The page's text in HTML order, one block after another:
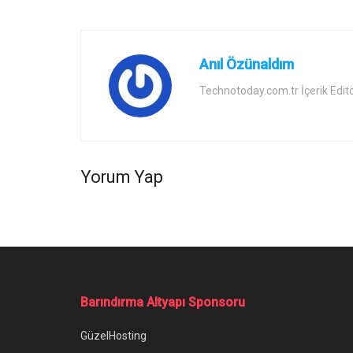
Anıl Özünaldım
Technotoday.com.tr İçerik
Yorum Yap
Ana Sayfa/Signal Hesabı Silme Nasıl Yapılır?